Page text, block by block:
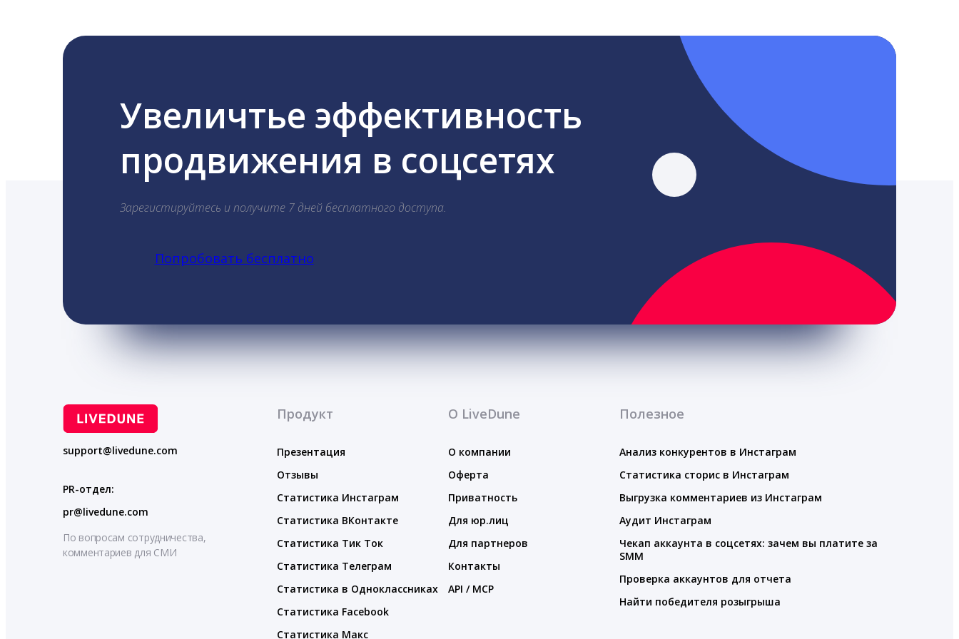
Увеличтье эффективность
продвижения в соцсетях
Зарегистируйтесь и получите 7 дней бесплатного доступа.
Попробовать бесплатно
support@livedune.com
PR-отдел:
pr@livedune.com
По вопросам сотрудничества,
комментариев для СМИ
Продукт
Презентация
Отзывы
Статистика Инстаграм
Статистика ВКонтакте
Статистика Тик Ток
Статистика Телеграм
Статистика в Одноклассниках
Статистика Facebook
Статистика Макс
О LiveDune
О компании
Оферта
Приватность
Для юр.лиц
Для партнеров
Контакты
API / MCP
Полезное
Анализ конкурентов в Инстаграм
Статистика сторис в Инстаграм
Выгрузка комментариев из Инстаграм
Аудит Инстаграм
Чекап аккаунта в соцсетях: зачем вы платите за
SMM
Проверка аккаунтов для отчета
Найти победителя розыгрыша